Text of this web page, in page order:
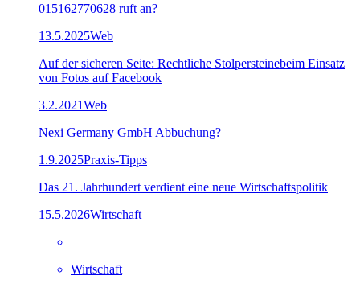
015162770628 ruft an?
13.5.2025Web
Auf der sicheren Seite: Rechtliche Stolpersteinebeim Einsatz
von Fotos auf Facebook
3.2.2021Web
Nexi Germany GmbH Abbuchung?
1.9.2025Praxis-Tipps
Das 21. Jahrhundert verdient eine neue Wirtschaftspolitik
15.5.2026Wirtschaft
Wirtschaft